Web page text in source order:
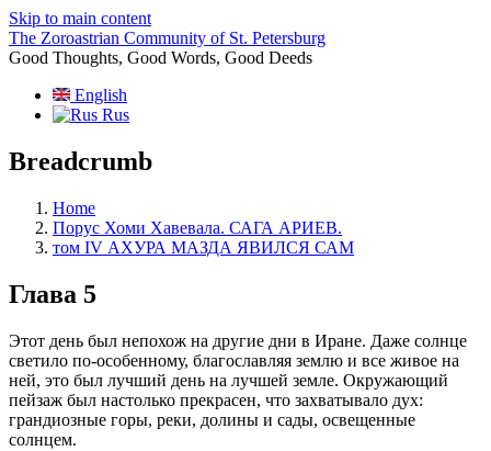
Skip to main content
The Zoroastrian Community of St. Petersburg
Good Thoughts, Good Words, Good Deeds
English
Rus
Breadcrumb
Home
Порус Хоми Хавевала. САГА АРИЕВ.
том IV АХУРА МАЗДА ЯВИЛСЯ САМ
Глава 5
Этот день был непохож на другие дни в Иране. Даже солнце
светило по-особенному, благославляя землю и все живое на
ней, это был лучший день на лучшей земле. Окружающий
пейзаж был настолько прекрасен, что захватывало дух:
грандиозные горы, реки, долины и сады, освещенные
солнцем.